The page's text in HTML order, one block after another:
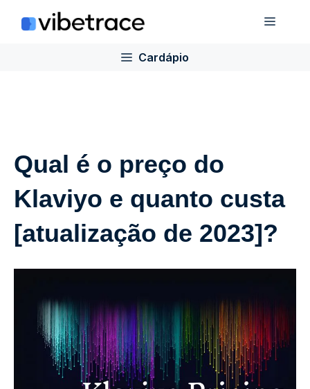
para
Cardápio
Qual é o preço do
Klaviyo e quanto custa
[atualização de 2023]?